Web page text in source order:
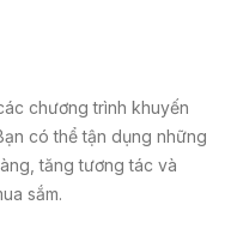
chương trình khuyến
có thể tận dụng những
tăng tương tác và
sắm.